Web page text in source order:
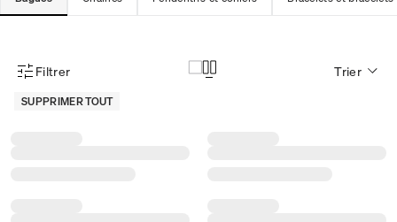
Menu des filtres d'articles
Filtrer
SUPPRIMER TOUT
Trier